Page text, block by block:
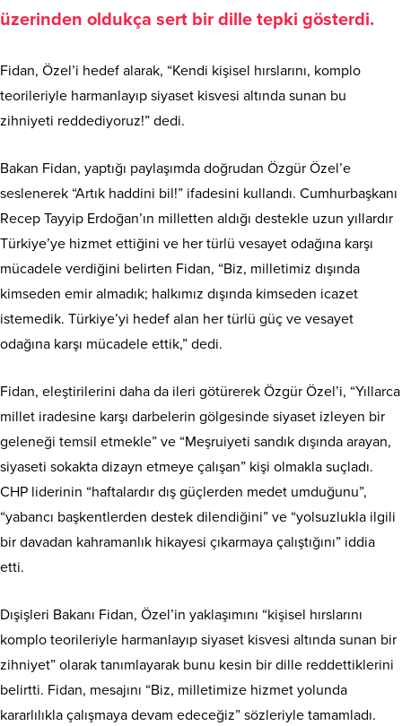
üzerinden oldukça sert bir dille tepki gösterdi.
Fidan, Özel’i hedef alarak, “Kendi kişisel hırslarını, komplo
teorileriyle harmanlayıp siyaset kisvesi altında sunan bu
zihniyeti reddediyoruz!” dedi.
Bakan Fidan, yaptığı paylaşımda doğrudan Özgür Özel’e
seslenerek “Artık haddini bil!” ifadesini kullandı. Cumhurbaşkanı
Recep Tayyip Erdoğan’ın milletten aldığı destekle uzun yıllardır
Türkiye’ye hizmet ettiğini ve her türlü vesayet odağına karşı
mücadele verdiğini belirten Fidan, “Biz, milletimiz dışında
kimseden emir almadık; halkımız dışında kimseden icazet
istemedik. Türkiye’yi hedef alan her türlü güç ve vesayet
odağına karşı mücadele ettik,” dedi.
Fidan, eleştirilerini daha da ileri götürerek Özgür Özel’i, “Yıllarca
millet iradesine karşı darbelerin gölgesinde siyaset izleyen bir
geleneği temsil etmekle” ve “Meşruiyeti sandık dışında arayan,
siyaseti sokakta dizayn etmeye çalışan” kişi olmakla suçladı.
CHP liderinin “haftalardır dış güçlerden medet umduğunu”,
“yabancı başkentlerden destek dilendiğini” ve “yolsuzlukla ilgili
bir davadan kahramanlık hikayesi çıkarmaya çalıştığını” iddia
etti.
Dışişleri Bakanı Fidan, Özel’in yaklaşımını “kişisel hırslarını
komplo teorileriyle harmanlayıp siyaset kisvesi altında sunan bir
zihniyet” olarak tanımlayarak bunu kesin bir dille reddettiklerini
belirtti. Fidan, mesajını “Biz, milletimize hizmet yolunda
kararlılıkla çalışmaya devam edeceğiz” sözleriyle tamamladı.